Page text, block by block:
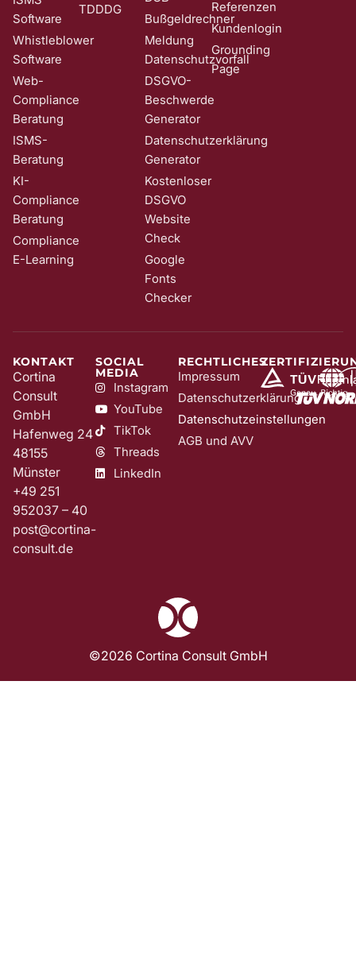
Software
Whistleblower
Software
Web-
Compliance
Beratung
ISMS-
Beratung
KI-
Compliance
Beratung
Compliance
E-Learning
TDDDG
Bußgeldrechner
Meldung
Datenschutzvorfall
DSGVO-
Beschwerde
Generator
Datenschutzerklärung
Generator
Kostenloser
DSGVO
Website
Check
Google
Fonts
Checker
Referenzen
Kundenlogin
Grounding
Page
KONTAKT
Cortina
Consult
GmbH
Hafenweg 24
48155
Münster
+49 251
952037 – 40
post@cortina-
consult.de
SOCIAL
MEDIA
Instagram
YouTube
TikTok
Threads
LinkedIn
RECHTLICHES
Impressum
Datenschutzerklärung
Datenschutzeinstellungen
AGB und AVV
©2026 Cortina Consult GmbH